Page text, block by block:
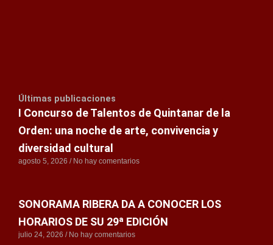
Últimas publicaciones
I Concurso de Talentos de Quintanar de la
Orden: una noche de arte, convivencia y
diversidad cultural
agosto 5, 2026 No hay comentarios
SONORAMA RIBERA DA A CONOCER LOS
HORARIOS DE SU 29ª EDICIÓN
julio 24, 2026 No hay comentarios